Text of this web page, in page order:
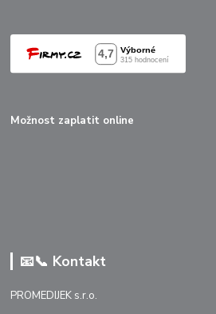
Možnost zaplatit online
📧📞 Kontakt
PROMEDIJEK s.r.o.